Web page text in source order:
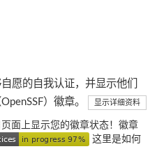
愿的自我认证，并显示他们
）徽章。
显示详细资料
面上显示您的徽章状态！徽章
这里是如何